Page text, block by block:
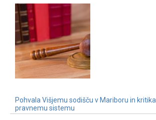
Pohvala Višjemu sodišču v Mariboru in
pravnemu sistemu